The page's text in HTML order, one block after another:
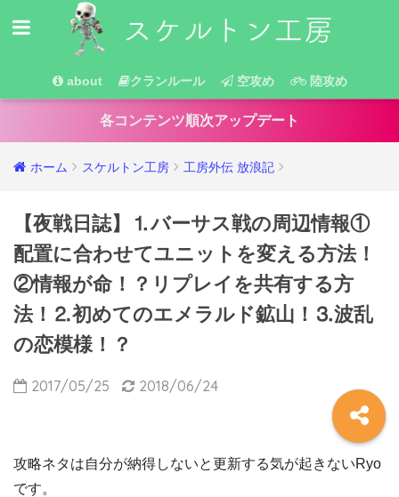
about クランルール 空攻め 陸攻め
各コンテンツ順次アップデート
ホーム スケルトン工房 工房外伝 放浪記
【夜戦日誌】⒈バーサス戦の周辺情報①
配置に合わせてユニットを変える方法！
②情報が命！？リプレイを共有する方
法！⒉初めてのエメラルド鉱山！⒊波乱
の恋模様！？
2017/05/25 2018/06/24
攻略ネタは自分が納得しないと更新する気が起きないRyo
です。